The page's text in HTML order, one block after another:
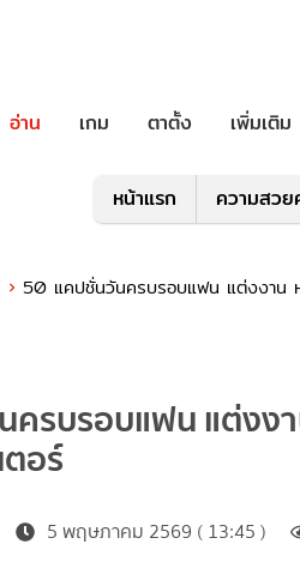
อ่าน เกม ตาตั้ง เพิ่มเติม
หน้าแรก ความสวย
50 แคปชั่นวันครบรอบแฟน แต่งงาน
ครบรอบแฟน แต่งง
อร์
5 พฤษภาคม 2569 ( 13:45 )